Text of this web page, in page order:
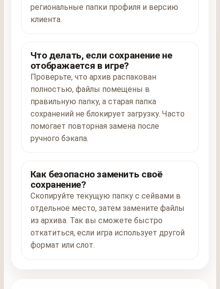
региональные папки профиля и версию
клиента.
Что делать, если сохранение не
отображается в игре?
Проверьте, что архив распакован
полностью, файлы помещены в
правильную папку, а старая папка
сохранений не блокирует загрузку. Часто
помогает повторная замена после
ручного бэкапа.
Как безопасно заменить своё
сохранение?
Скопируйте текущую папку с сейвами в
отдельное место, затем замените файлы
из архива. Так вы сможете быстро
откатиться, если игра использует другой
формат или слот.